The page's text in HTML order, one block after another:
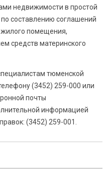
недвижимости в простой
составлению соглашений
помещения,
средств материнского
тюменской
(3452) 259-000 или
почты
информацией
(3452) 259-001.